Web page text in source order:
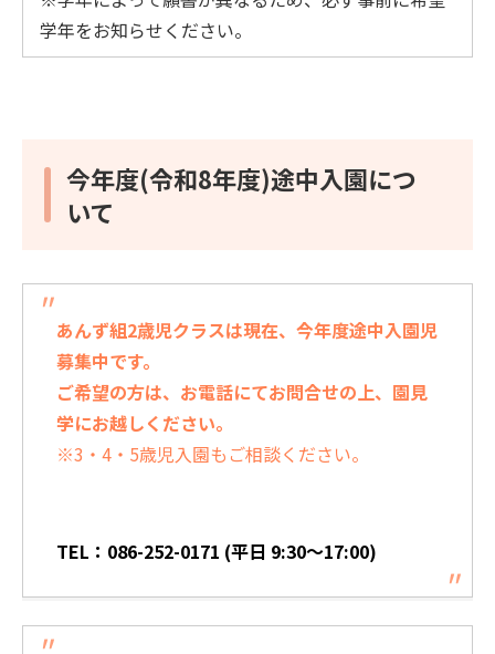
学年をお知らせください。
今年度(令和8年度)途中入園につ
いて
あんず組2歳児クラスは現在、今年度途中入園児
募集中です。
ご希望の方は、お電話にてお問合せの上、園見
学にお越しください。
※3・4・5歳児入園もご相談ください。
TEL：086-252-0171 (平日 9:30～17:00)